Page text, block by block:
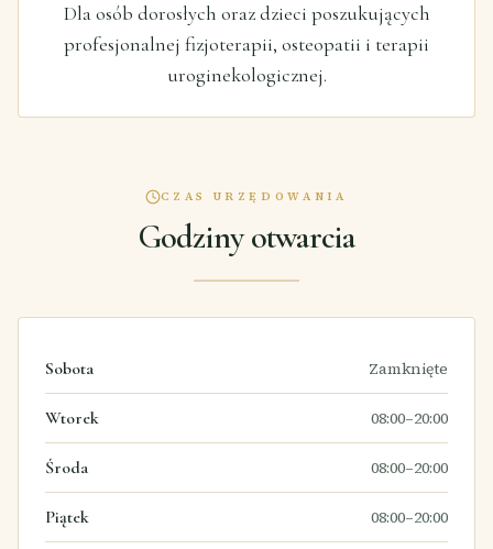
Dla osób dorosłych oraz dzieci poszukujących
profesjonalnej fizjoterapii, osteopatii i terapii
uroginekologicznej.
CZAS URZĘDOWANIA
Godziny otwarcia
Sobota Zamknięte
Wtorek 08:00–20:00
Środa 08:00–20:00
Piątek 08:00–20:00